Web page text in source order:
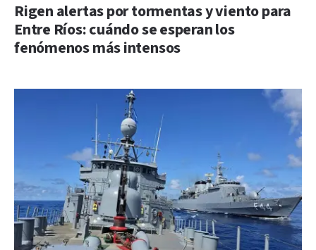
Rigen alertas por tormentas y viento para
Entre Ríos: cuándo se esperan los
fenómenos más intensos